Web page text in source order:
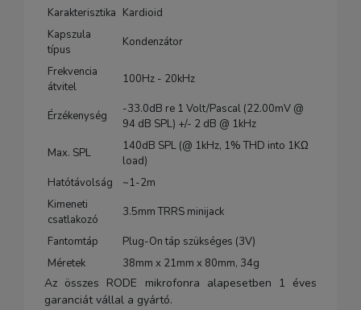
Karakterisztika Kardioid
Kapszula
típus
Kondenzátor
Frekvencia
átvitel
100Hz - 20kHz
Érzékenység
-33.0dB re 1 Volt/Pascal (22.00mV @
94 dB SPL) +/- 2 dB @ 1kHz
Max. SPL
140dB SPL (@ 1kHz, 1% THD into 1KΩ
load)
Hatótávolság
~1-2m
Kimeneti
csatlakozó
3.5mm TRRS minijack
Fantomtáp
Plug-On táp szükséges (3V)
Méretek
38mm x 21mm x 80mm, 34g
Az összes RODE mikrofonra alapesetben 1 éves
garanciát vállal a gyártó.